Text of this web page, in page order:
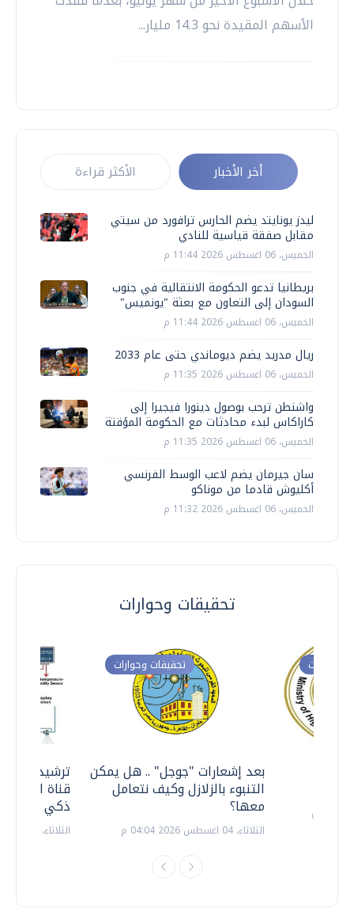
الأسهم المقيدة نحو 14.3 مليار...
أخر الأخبار الأكثر قراءة
ليدز يونايتد يضم الحارس ترافورد من سيتي
مقابل صفقة قياسية للنادي
الخميس، 06 اغسطس 2026 11:44 م
بريطانيا تدعو الحكومة الانتقالية في جنوب
السودان إلى التعاون مع بعثة "يونميس"
الخميس، 06 اغسطس 2026 11:44 م
ريال مدريد يضم ديوماندي حتى عام 2033
الخميس، 06 اغسطس 2026 11:35 م
واشنطن ترحب بوصول دينورا فيجيرا إلى
كاراكاس لبدء محادثات مع الحكومة المؤقتة
الخميس، 06 اغسطس 2026 11:35 م
سان جيرمان يضم لاعب الوسط الفرنسي
أكليوش قادما من موناكو
الخميس، 06 اغسطس 2026 11:32 م
تحقيقات وحوارات
ترشيدا
قناة
ذكي
الثلاثاء، 14 يوليو 2026 06:11 م
تحقيقات وحوارات
بعد إشعارات "جوجل" .. هل يمكن
التنبوء بالزلازل وكيف نتعامل
معها؟
الثلاثاء، 04 اغسطس 2026 04:04 م
وحوارات